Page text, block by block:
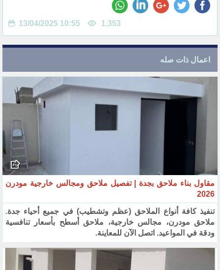
13/04/2025 10:55 1,353
اعمال ذات صله
مقاول بناء ملاحق بجدة | تفصيل ملاحق ومجالس خارجية مودرن
2026
تنفيذ كافة أنواع الملاحق (عظم وتشطيب) في جميع أحياء جدة.
ملاحق مودرن، مجالس خارجية، ملاحق أسطح بأسعار تنافسية
ودقة في المواعيد. اتصل الآن للمعاينة.